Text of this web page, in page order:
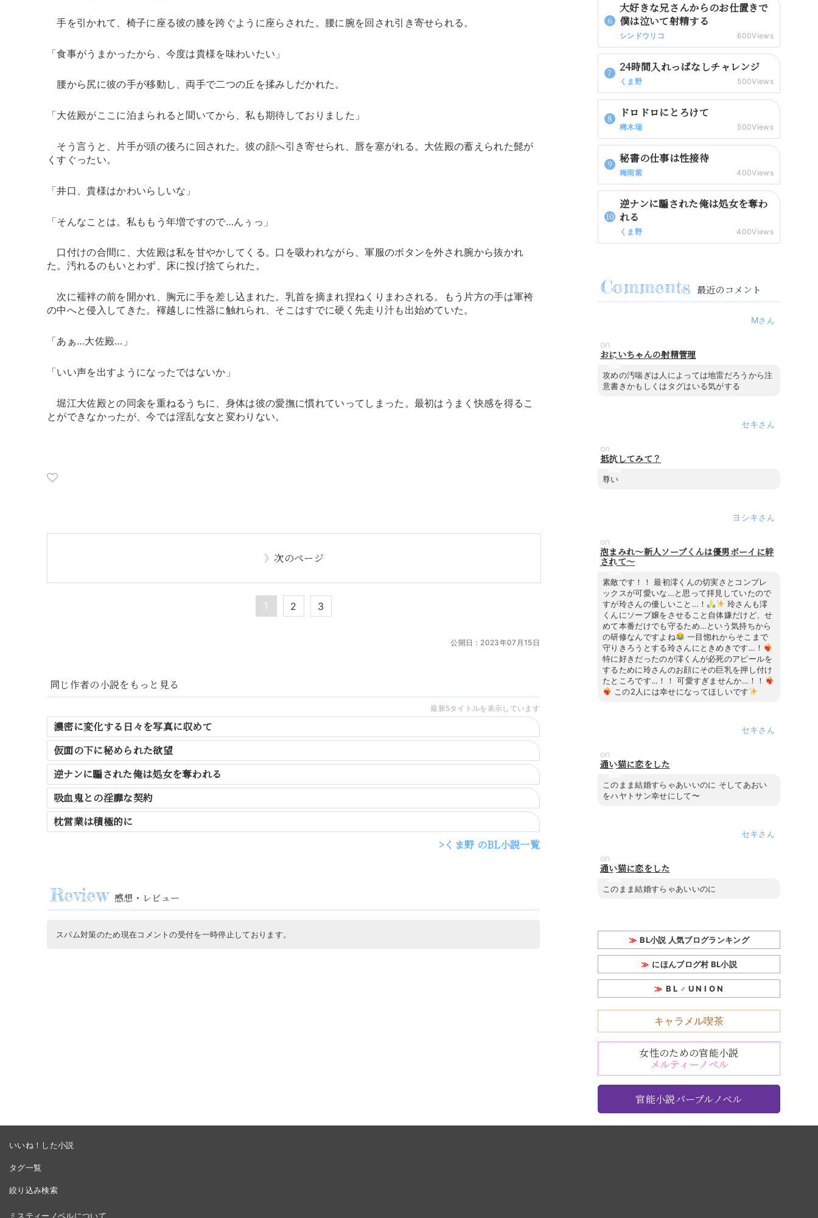
手を引かれて、椅子に座る彼の膝を跨ぐように座らされた。腰に腕を回され引き寄せられる。
「食事がうまかったから、今度は貴様を味わいたい」
腰から尻に彼の手が移動し、両手で二つの丘を揉みしだかれた。
「大佐殿がここに泊まられると聞いてから、私も期待しておりました」
そう言うと、片手が頭の後ろに回された。彼の顔へ引き寄せられ、唇を塞がれる。大佐殿の蓄えられた髭が
くすぐったい。
「井口、貴様はかわいらしいな」
「そんなことは。私ももう年増ですので…んぅっ」
口付けの合間に、大佐殿は私を甘やかしてくる。口を吸われながら、軍服のボタンを外され腕から抜かれ
た。汚れるのもいとわず、床に投げ捨てられた。
次に襦袢の前を開かれ、胸元に手を差し込まれた。乳首を摘まれ捏ねくりまわされる。もう片方の手は軍袴
の中へと侵入してきた。褌越しに性器に触れられ、そこはすでに硬く先走り汁も出始めていた。
「あぁ…大佐殿…」
「いい声を出すようになったではないか」
堀江大佐殿との同衾を重ねるうちに、身体は彼の愛撫に慣れていってしまった。最初はうまく快感を得るこ
とができなかったが、今では淫乱な女と変わりない。
次のページ
1 2 3
公開日： 2023年07月15日
同じ作者の小説をもっと見る
最新5タイトルを表示しています
濃密に変化する日々を写真に収めて
仮面の下に秘められた欲望
逆ナンに騙された俺は処女を奪われる
吸血鬼との淫靡な契約
枕営業は積極的に
くま野 のBL小説一覧
感想・レビュー
スパム対策のため現在コメントの受付を一時停止しております。
大好きな兄さんからのお仕置きで
僕は泣いて射精する
シンドウリコ 600Views
24時間入れっぱなしチャレンジ
くま野 500Views
ドロドロにとろけて
稀木瑞 500Views
秘書の仕事は性接待
梅雨紫 400Views
逆ナンに騙された俺は処女を奪わ
れる
くま野 400Views
最近のコメント
M
on
おにいちゃんの射精管理
攻めの汚喘ぎは人によっては地雷だろうから注
意書きかもしくはタグはいる気がする
セキ
on
抵抗してみて？
尊い
ヨシキ
on
泡まみれ～新人ソープくんは優男ボーイに絆
されて～
素敵です！！ 最初澪くんの切実さとコンプレ
ックスが可愛いな…と思って拝見していたので
すが玲さんの優しいこと…！
玲さんも澪
くんにソープ嬢をさせること自体嫌だけど、せ
めて本番だけでも守るため…という気持ちから
の研修なんですよね
一目惚れからそこまで
守りきろうとする玲さんにときめきです…！
特に好きだったのが澪くんが必死のアピールを
するために玲さんのお顔にその巨乳を押し付け
たところです…！！ 可愛すぎませんか…！！
この2人には幸せになってほしいです
セキ
on
通い猫に恋をした
このまま結婚すらゃあいいのに そしてあおい
をハヤトサン幸せにして〜
セキ
on
通い猫に恋をした
このまま結婚すらゃあいいのに
BL小説 人気ブログランキング
にほんブログ村 BL小説
B L ♂ U N I O N
キャラメル喫茶
女性のための官能小説
メルティーノベル
官能小説パープルノベル
いいね！した小説
タグ一覧
絞り込み検索
ミスティーノベルについて